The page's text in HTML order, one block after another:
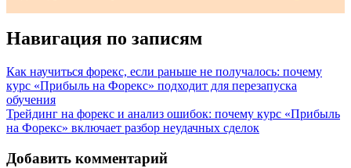
Навигация по записям
Как научиться форекс, если раньше не получалось: почему
курс «Прибыль на Форекс» подходит для перезапуска
обучения
Трейдинг на форекс и анализ ошибок: почему курс «Прибыль
на Форекс» включает разбор неудачных сделок
Добавить комментарий